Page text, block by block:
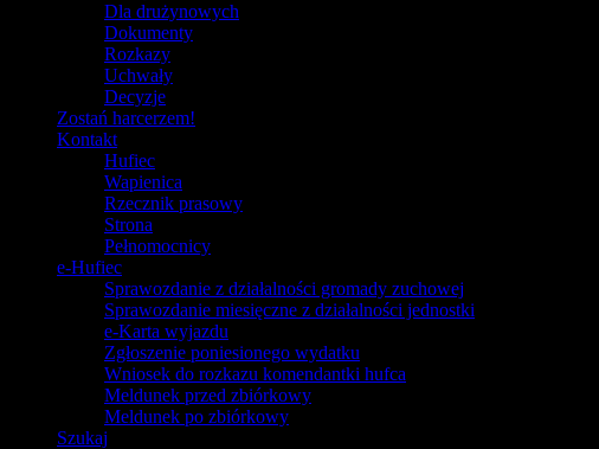
Dla drużynowych
Dokumenty
Rozkazy
Uchwały
Decyzje
Zostań harcerzem!
Kontakt
Hufiec
Wapienica
Rzecznik prasowy
Strona
Pełnomocnicy
e-Hufiec
Sprawozdanie z działalności gromady zuchowej
Sprawozdanie miesięczne z działalności jednostki
e-Karta wyjazdu
Zgłoszenie poniesionego wydatku
Wniosek do rozkazu komendantki hufca
Meldunek przed zbiórkowy
Meldunek po zbiórkowy
Szukaj